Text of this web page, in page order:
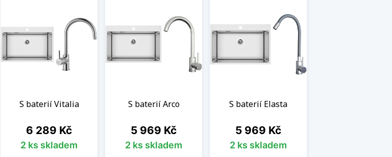
S baterií Vitalia
Cena
6 289 Kč
2 ks skladem
S baterií Arco
Cena
5 969 Kč
2 ks skladem
S baterií Elasta
Cena
5 969 Kč
2 ks skladem